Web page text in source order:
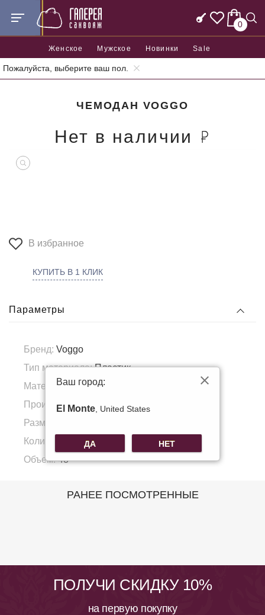
0
Женское Мужское Новинки Sale
Пожалуйста, выберите ваш пол.
Главная Дорожная серия Чемоданы
ЧЕМОДАН VOGGO
Нет в наличии
В избранное
КУПИТЬ В 1 КЛИК
Параметры
Бренд: Voggo
Тип материала:Пластик
Материал подкладка:
Производитель:КНР
Размер:
Количество колёс:
Объем:48
РАНЕЕ ПОСМОТРЕННЫЕ
ПОЛУЧИ СКИДКУ 10%
на первую покупку
Ваш город:
El Monte , United States
ДА НЕТ